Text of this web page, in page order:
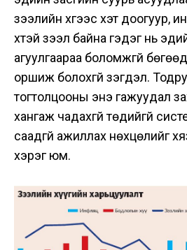
зээлийн хүүгээс хэт доогуур,
хүүтэй зээл байна гэдэг нь
агуулгаараа боломжгүй
оршиж болохгүй үзэгдэл.
тогтолцооны энэ гажуудал
хангаж чадахгүй төдийгүй
саадгүй ажиллах нөхцөлийг
хэрэг юм.